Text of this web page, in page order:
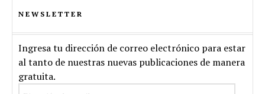
NEWSLETTER
Ingresa tu dirección de correo electrónico para estar
al tanto de nuestras nuevas publicaciones de manera
gratuita.